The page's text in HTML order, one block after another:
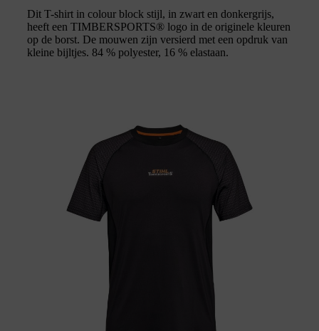
Dit T-shirt in colour block stijl, in zwart en donkergrijs,
heeft een TIMBERSPORTS® logo in de originele kleuren
op de borst. De mouwen zijn versierd met een opdruk van
kleine bijltjes. 84 % polyester, 16 % elastaan.